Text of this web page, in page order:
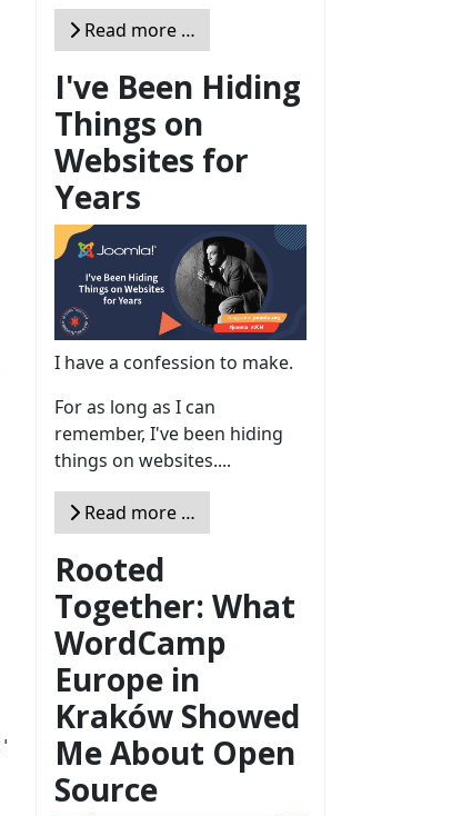
Read more …
I've Been Hiding
Things on
Websites for
Years
I have a confession to make.
For as long as I can
remember, I've been hiding
things on websites....
Read more …
Rooted
Together: What
WordCamp
Europe in
Kraków Showed
Me About Open
Source